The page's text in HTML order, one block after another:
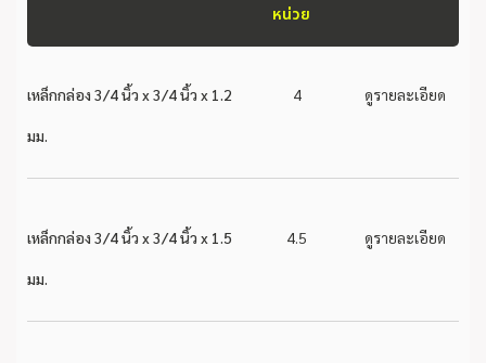
หน่วย
เหล็กกล่อง 3/4 นิ้ว x 3/4 นิ้ว x 1.2
มม.
4 ดูรายละเอียด
เหล็กกล่อง 3/4 นิ้ว x 3/4 นิ้ว x 1.5
มม.
4.5 ดูรายละเอียด